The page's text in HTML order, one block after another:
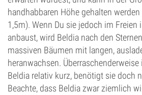
handhabbaren Höhe gehalten
1,5m). Wenn Du sie jedoch im Freien
anbaust, wird Beldia nach den
massiven Bäumen mit langen,
heranwachsen.
Beldia relativ kurz, benötigt sie doch
Beachte, dass Beldia zwar ziemlich